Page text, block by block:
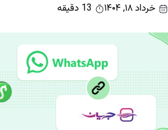
خرداد ۱۸, ۱۴۰۴
13 دقیقه